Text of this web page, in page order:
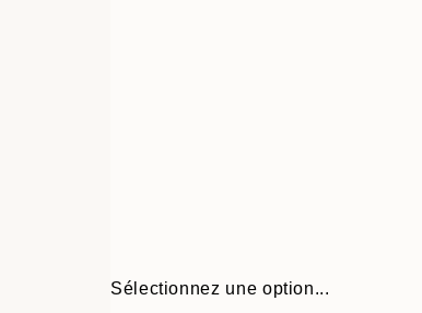
Sélectionnez une option...